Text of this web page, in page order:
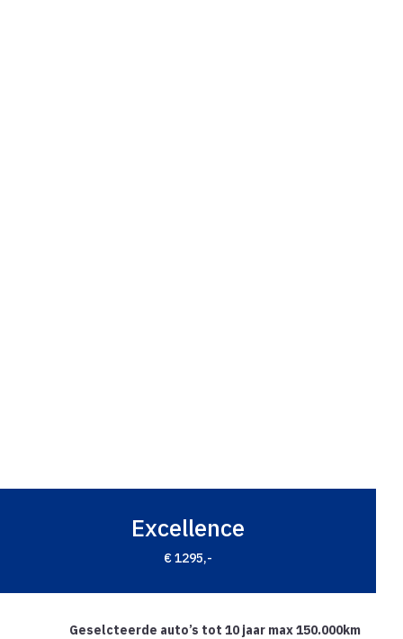
Excellence
€ 1295,-
Geselcteerde auto’s tot 10 jaar max 150.000km